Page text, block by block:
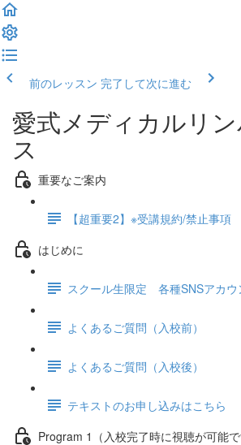
前のレッスン 完了して次に進む
愛式メディカルリ
ス
重要なご案内
【超重要2】※受講規約/禁止事項
はじめに
スクール生限定 各種SNSアカウ
よくあるご質問（入校前）
よくあるご質問（入校後）
テキストのお申し込みはこちら
Program 1（入校完了時に視聴が可能で